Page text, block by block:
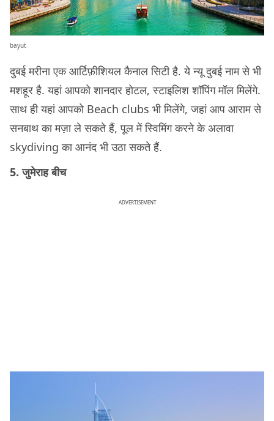
bayut
दुबई मरीना एक आर्टिफ़ीशियल कैनाल सिटी है. ये न्यू दुबई नाम से भी
मशहूर है. यहां आपको शानदार होटल, स्टाइलिश शॉपिंग मॉल मिलेंगे.
साथ ही यहां आपको Beach clubs भी मिलेंगे, जहां आप आराम से
सनबाथ का मज़ा ले सकते हैं, पूल में स्विमिंग करने के अलावा
skydiving का आनंद भी उठा सकते हैं.
5. जुमेराह बीच
ADVERTISEMENT